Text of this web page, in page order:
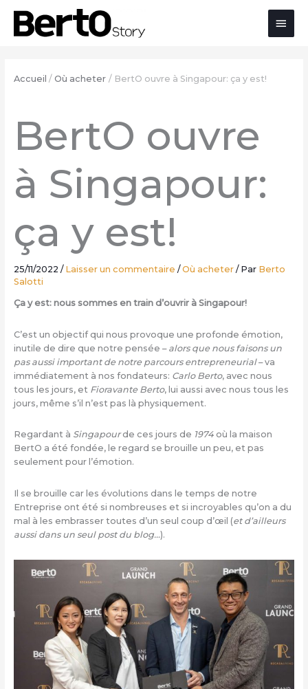
Content
contenu
Accueil Où acheter BertO ouvre à Singapour: ça y est!
BertO ouvre
à Singapour:
ça y est!
25/11/2022 / Laisser un commentaire /Où acheter/ Par Berto
Salotti
Ça y est: nous sommes en train d’ouvrir à Singapour!
C’est un objectif qui nous provoque une profonde émotion,
inutile de dire que notre pensée – alors que nous faisons un
pas aussi important de notre parcours entrepreneurial– va
immédiatement à nos fondateurs: Carlo Berto, avec nous
tous les jours, et Fioravante Berto, lui aussi avec nous tous les
jours, même s’il n’est pas là physiquement.
Regardant à Singapourde ces jours de 1974où la maison
BertO a été fondée, le regard se brouille un peu, et pas
seulement pour l’émotion.
Il se brouille car les évolutions dans le temps de notre
Entreprise ont été si nombreuses et si incroyables qu’on a du
mal à les embrasser toutes d’un seul coup d’œil (et d’ailleurs
aussi dans un seul post du blog…).